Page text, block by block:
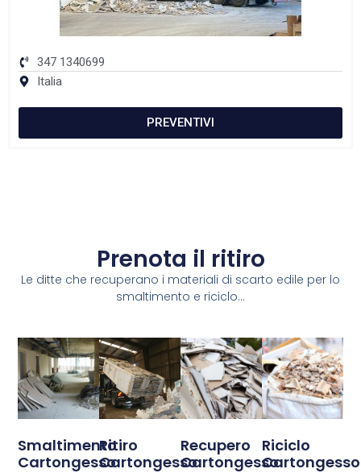
347 1340699
Italia
PREVENTIVI
Prenota il ritiro
Le ditte che recuperano i materiali di scarto edile per lo
smaltimento e riciclo...
Smaltimento
Cartongesso
Ritiro
Cartongesso
Recupero
Cartongesso
Riciclo
Cartongesso